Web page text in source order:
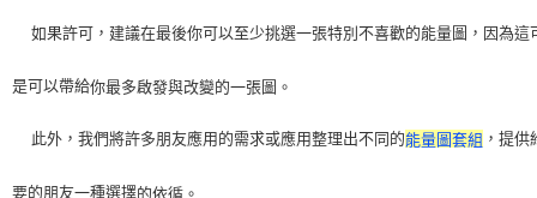
如果許可，建議在最後你可以至少挑選一張特別不喜歡的能量圖，因為這
是可以帶給你最多啟發與改變的一張圖。
    此外，我們將許多朋友應用的需求或應用整理出不同的
能量圖套組 ，提供
要的朋友一種選擇的依循。